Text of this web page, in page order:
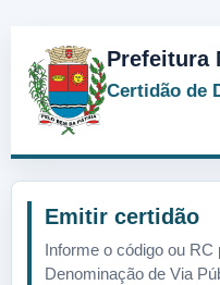
Prefeitura
Certidão de
Emitir certidão
Informe o código ou RC
Denominação de Via